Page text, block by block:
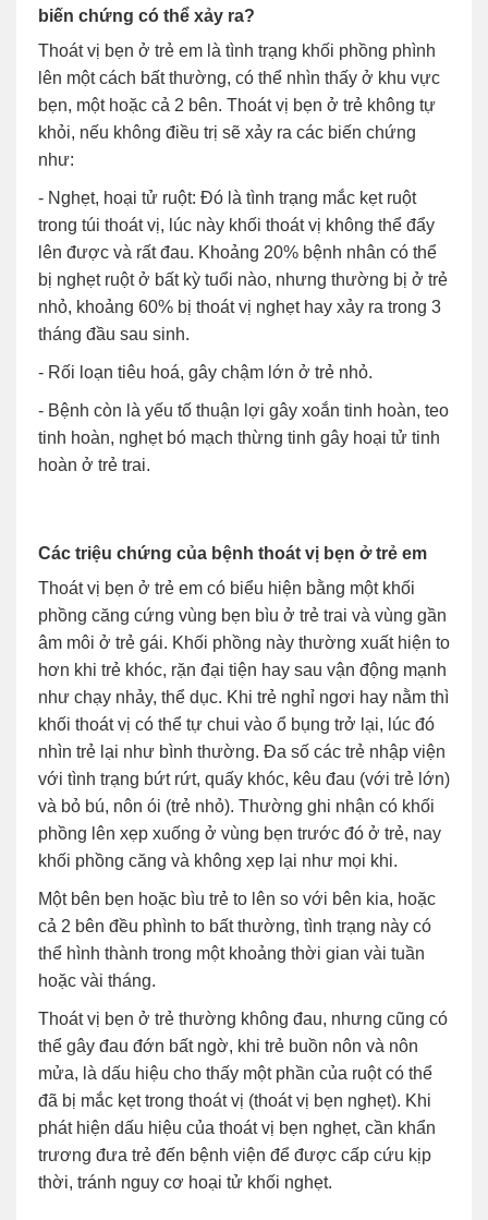
biến chứng có thể xảy ra?
Thoát vị bẹn ở trẻ em là tình trạng khối phồng phình
lên một cách bất thường, có thể nhìn thấy ở khu vực
bẹn, một hoặc cả 2 bên. Thoát vị bẹn ở trẻ không tự
khỏi, nếu không điều trị sẽ xảy ra các biến chứng
như:
- Nghẹt, hoại tử ruột: Đó là tình trạng mắc kẹt ruột
trong túi thoát vị, lúc này khối thoát vị không thể đẩy
lên được và rất đau. Khoảng 20% bệnh nhân có thể
bị nghẹt ruột ở bất kỳ tuổi nào, nhưng thường bị ở trẻ
nhỏ, khoảng 60% bị thoát vị nghẹt hay xảy ra trong 3
tháng đầu sau sinh.
- Rối loạn tiêu hoá, gây chậm lớn ở trẻ nhỏ.
- Bệnh còn là yếu tố thuận lợi gây xoắn tinh hoàn, teo
tinh hoàn, nghẹt bó mạch thừng tinh gây hoại tử tinh
hoàn ở trẻ trai.
Các triệu chứng của bệnh thoát vị bẹn ở trẻ em
Thoát vị bẹn ở trẻ em có biểu hiện bằng một khối
phồng căng cứng vùng bẹn bìu ở trẻ trai và vùng gần
âm môi ở trẻ gái. Khối phồng này thường xuất hiện to
hơn khi trẻ khóc, rặn đại tiện hay sau vận động mạnh
như chạy nhảy, thể dục. Khi trẻ nghỉ ngơi hay nằm thì
khối thoát vị có thể tự chui vào ổ bụng trở lại, lúc đó
nhìn trẻ lại như bình thường. Đa số các trẻ nhập viện
với tình trạng bứt rứt, quấy khóc, kêu đau (với trẻ lớn)
và bỏ bú, nôn ói (trẻ nhỏ). Thường ghi nhận có khối
phồng lên xẹp xuống ở vùng bẹn trước đó ở trẻ, nay
khối phồng căng và không xẹp lại như mọi khi.
Một bên bẹn hoặc bìu trẻ to lên so với bên kia, hoặc
cả 2 bên đều phình to bất thường, tình trạng này có
thể hình thành trong một khoảng thời gian vài tuần
hoặc vài tháng.
Thoát vị bẹn ở trẻ thường không đau, nhưng cũng có
thể gây đau đớn bất ngờ, khi trẻ buồn nôn và nôn
mửa, là dấu hiệu cho thấy một phần của ruột có thể
đã bị mắc kẹt trong thoát vị (thoát vị bẹn nghẹt). Khi
phát hiện dấu hiệu của thoát vị bẹn nghẹt, cần khẩn
trương đưa trẻ đến bệnh viện để được cấp cứu kịp
thời, tránh nguy cơ hoại tử khối nghẹt.